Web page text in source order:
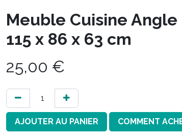
Meuble Cuisine Angle
115 x 86 x 63 cm
25,00 €
AJOUTER AU PANIER COMMENT